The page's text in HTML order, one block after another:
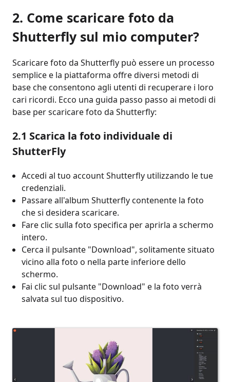
2. Come scaricare foto da
Shutterfly sul mio computer?
Scaricare foto da Shutterfly può essere un processo
semplice e la piattaforma offre diversi metodi di
base che consentono agli utenti di recuperare i loro
cari ricordi. Ecco una guida passo passo ai metodi di
base per scaricare foto da Shutterfly:
2.1 Scarica la foto individuale di
ShutterFly
Accedi al tuo account Shutterfly utilizzando le tue
credenziali.
Passare all'album Shutterfly contenente la foto
che si desidera scaricare.
Fare clic sulla foto specifica per aprirla a schermo
intero.
Cerca il pulsante "Download", solitamente situato
vicino alla foto o nella parte inferiore dello
schermo.
Fai clic sul pulsante "Download" e la foto verrà
salvata sul tuo dispositivo.